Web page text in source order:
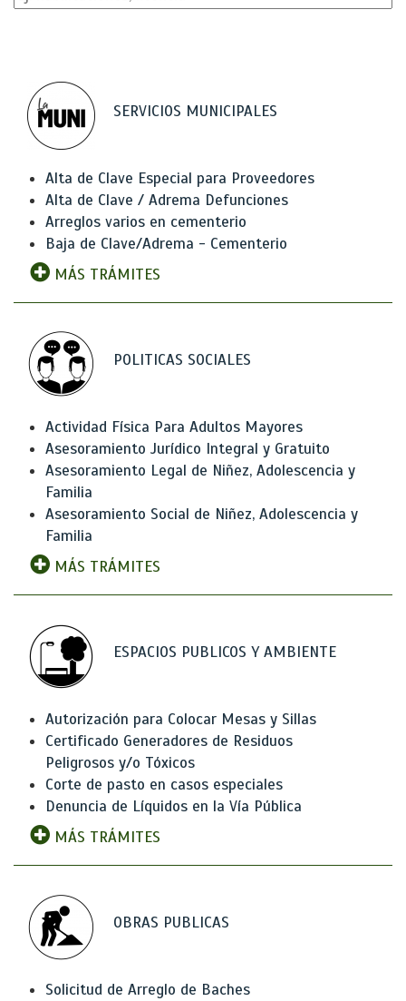
SERVICIOS MUNICIPALES
Alta de Clave Especial para Proveedores
Alta de Clave / Adrema Defunciones
Arreglos varios en cementerio
Baja de Clave/Adrema - Cementerio
MÁS TRÁMITES
POLITICAS SOCIALES
Actividad Física Para Adultos Mayores
Asesoramiento Jurídico Integral y Gratuito
Asesoramiento Legal de Niñez, Adolescencia y
Familia
Asesoramiento Social de Niñez, Adolescencia y
Familia
MÁS TRÁMITES
ESPACIOS PUBLICOS Y AMBIENTE
Autorización para Colocar Mesas y Sillas
Certificado Generadores de Residuos
Peligrosos y/o Tóxicos
Corte de pasto en casos especiales
Denuncia de Líquidos en la Vía Pública
MÁS TRÁMITES
OBRAS PUBLICAS
Solicitud de Arreglo de Baches